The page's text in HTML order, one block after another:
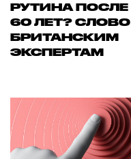
РУТИНА ПОСЛЕ
60 ЛЕТ? СЛОВО
БРИТАНСКИМ
ЭКСПЕРТАМ